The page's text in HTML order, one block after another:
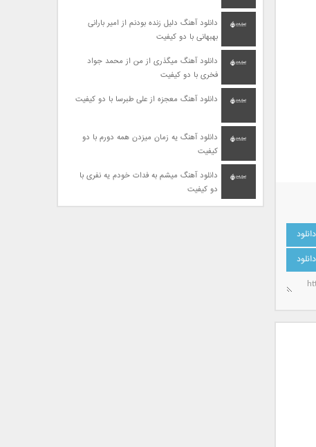
دانلود آهنگ دلیل زنده بودنم از امیر بارانی
بهبهانی با دو کیفیت
دانلود آهنگ میگذری از من از محمد جواد
فخری با دو کیفیت
دانلود آهنگ معجزه از علی طبرسا با دو کیفیت
دانلود آهنگ یه زمان میزدن همه دورم با دو
کیفیت
دانلود آهنگ میشم به فدات خودم یه نفری با
دو کیفیت